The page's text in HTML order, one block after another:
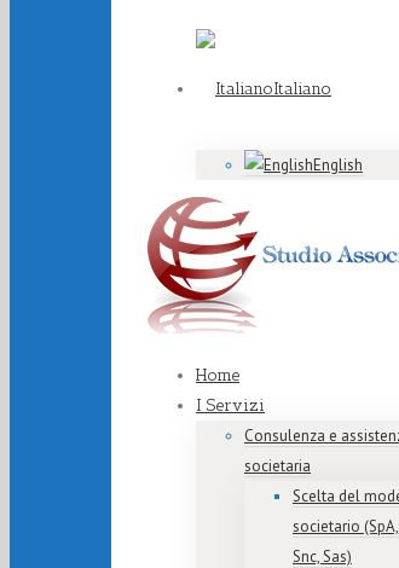
Italiano
English
Home
I Servizi
Consulenza e
societaria
Scelta del
societario (SpA,
Snc, Sas)